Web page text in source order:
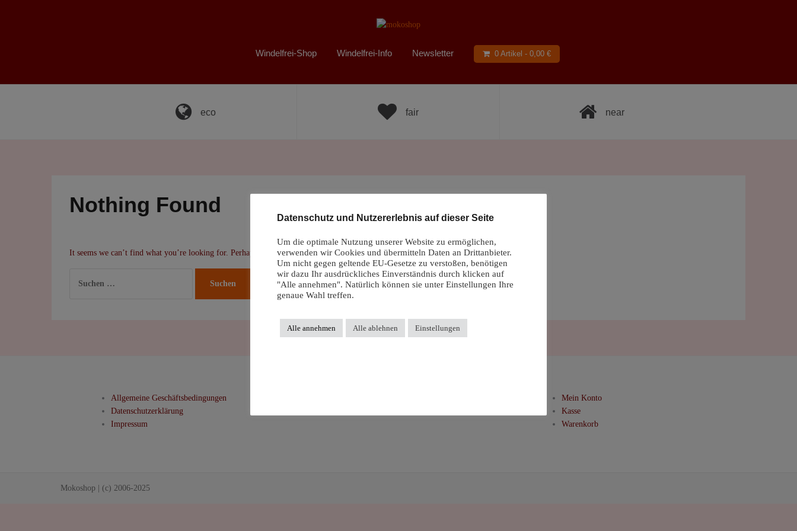
Windelfrei-Shop Windelfrei-Info Newsletter 0 Artikel - 0,00 €
eco fair near
Nothing Found
It seems we can’t find what you’re looking for. Perhaps searching can help.
nach:
Allgemeine Geschäftsbedingungen
Datenschutzerklärung
Impressum
Mein Konto
Kasse
Warenkorb
Mokoshop (c) 2006-2025
Datenschutz und Nutzererlebnis auf dieser Seite
Um die optimale Nutzung unserer Website zu ermöglichen,
verwenden wir Cookies und übermitteln Daten an Drittanbieter.
Um nicht gegen geltende EU-Gesetze zu verstoßen, benötigen
wir dazu Ihr ausdrückliches Einverständnis durch klicken auf
"Alle annehmen". Natürlich können sie unter Einstellungen Ihre
genaue Wahl treffen.
Alle annehmen Alle ablehnen Einstellungen